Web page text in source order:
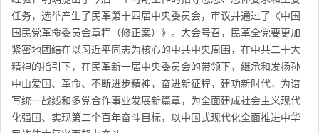
任务，选举产生了民革第十四届中央委员会，审议并通过了《中国
国民党革命委员会章程（修正案）》。大会号召，民革全党要更加
紧密地团结在以习近平同志为核心的中共中央周围，在中共二十大
精神的指引下，在民革新一届中央委员会的带领下，继承和发扬孙
中山爱国、革命、不断进步精神，奋进新征程，建功新时代，为谱
写统一战线和多党合作事业发展新篇章，为全面建成社会主义现代
化强国、实现第二个百年奋斗目标，以中国式现代化全面推进中华